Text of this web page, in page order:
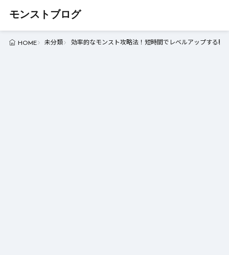
モンストブログ
HOME 未分類 効率的なモンスト攻略法！短時間でレベルアップする秘